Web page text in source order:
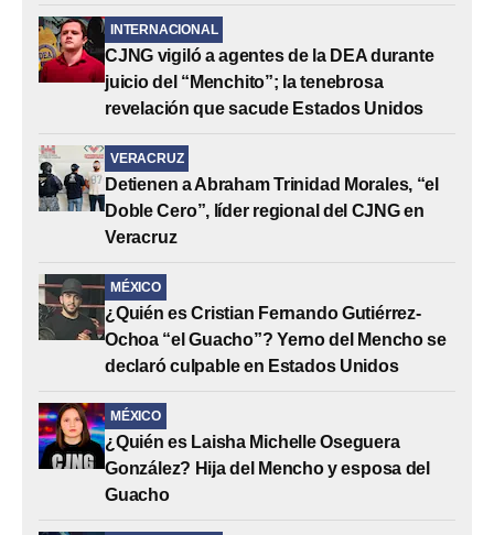
INTERNACIONAL
CJNG vigiló a agentes de la DEA durante
juicio del “Menchito”; la tenebrosa
revelación que sacude Estados Unidos
VERACRUZ
Detienen a Abraham Trinidad Morales, “el
Doble Cero”, líder regional del CJNG en
Veracruz
MÉXICO
¿Quién es Cristian Fernando Gutiérrez-
Ochoa “el Guacho”? Yerno del Mencho se
declaró culpable en Estados Unidos
MÉXICO
¿Quién es Laisha Michelle Oseguera
González? Hija del Mencho y esposa del
Guacho